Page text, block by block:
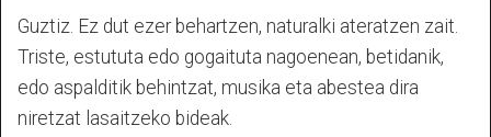
Guztiz. Ez dut ezer behartzen, naturalki ateratzen zait.
Triste, estututa edo gogaituta nagoenean, betidanik,
edo aspalditik behintzat, musika eta abestea dira
niretzat lasaitzeko bideak.